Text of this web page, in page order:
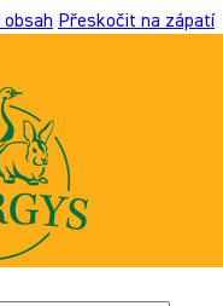
Přeskočit na zápatí
info@energyshobby.cz